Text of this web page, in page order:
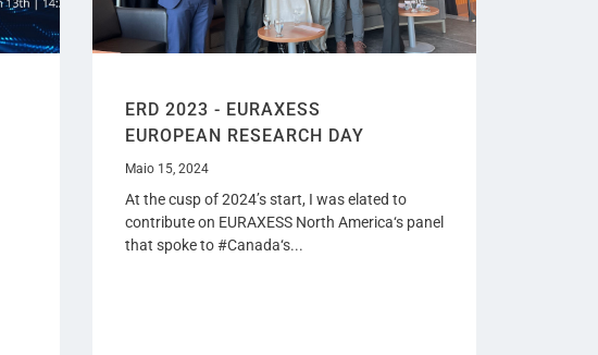
ERD 2023 - EURAXESS
EUROPEAN RESEARCH DAY
Maio 15, 2024
At the cusp of 2024’s start, I was elated to
contribute on EURAXESS North America‘s panel
that spoke to #Canada‘s...